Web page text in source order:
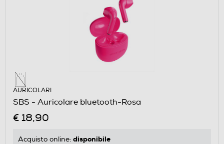
AURICOLARI
SBS - Auricolare bluetooth-Rosa
€ 18,90
Acquisto online: disponibile